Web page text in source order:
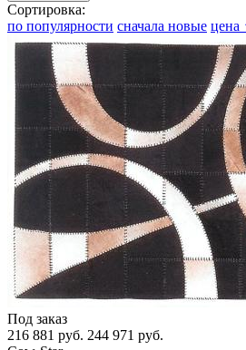
Сортировка:
по популярности сначала новые цена
Под заказ
216 881 руб. 244 971 руб.